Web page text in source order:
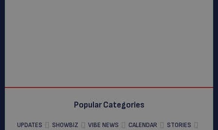
Popular Categories
UPDATES SHOWBIZ VIBE NEWS CALENDAR
STORIES